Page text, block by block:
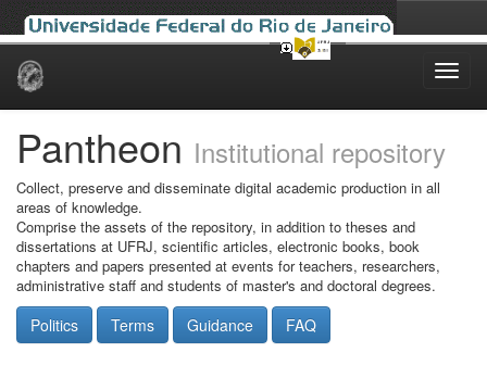
Skip
Pantheon Institutional repository
Collect, preserve and disseminate digital academic production in all
areas of knowledge.
Comprise the assets of the repository, in addition to theses and
dissertations at UFRJ, scientific articles, electronic books, book
chapters and papers presented at events for teachers, researchers,
administrative staff and students of master's and doctoral degrees.
Politics Terms Guidance FAQ